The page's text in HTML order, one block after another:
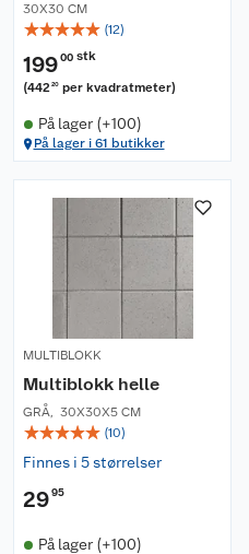
30X30 CM
☆☆☆☆☆ (12)
19900 stk
(44220 per kvadratmeter)
På lager (+100)
På lager i 61 butikker
MULTIBLOKK
Multiblokk helle
GRÅ, 30X30X5 CM
☆☆☆☆☆ (10)
Finnes i 5 størrelser
2995
På lager (+100)